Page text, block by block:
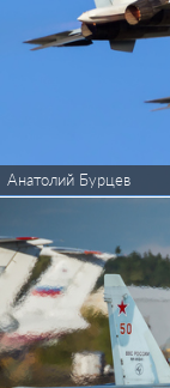
Анатолий Бурцев